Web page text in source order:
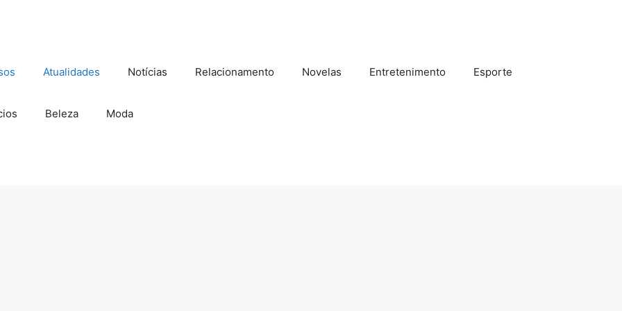
Atualidades Notícias Relacionamento Novelas Entretenimento Esporte
Beleza Moda